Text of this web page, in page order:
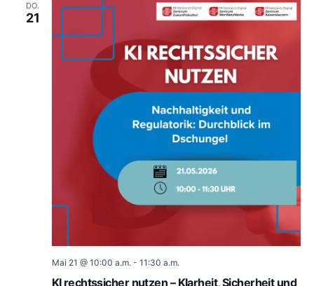
DO.
21
Mai 21 @ 10:00 a.m.- 11:30 a.m.
KI rechtssicher nutzen – Klarheit, Sicherheit und